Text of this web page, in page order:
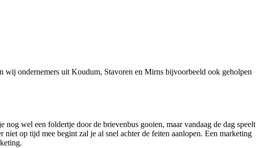
ondernemers uit Koudum, Stavoren en Mirns bijvoorbeeld ook geholpen
wel een foldertje door de brievenbus gooien, maar vandaag de dag speelt
op tijd mee begint zal je al snel achter de feiten aanlopen. Een marketing